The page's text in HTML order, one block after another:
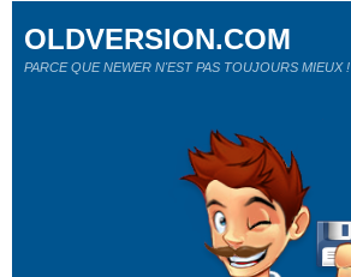
OLDVERSION.COM
PARCE QUE NEWER N'EST PAS TOUJOURS MIEUX !